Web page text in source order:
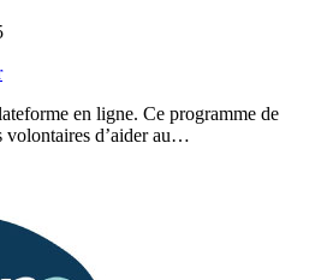
en ligne. Ce programme de
volontaires d’aider au…